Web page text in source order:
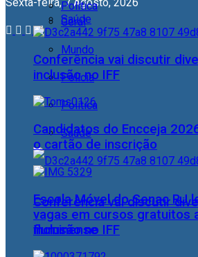
Geral
Mundo
Polícia
Política
Saúde
Conferência vai discutir
inclusão no IFF
Política
Saúde
Conferência vai discutir
inclusão no IFF
Candidatos do Encceja
o cartão de inscrição
Escola Móvel do Senac RJ
vagas em cursos gratuitos
fluminense